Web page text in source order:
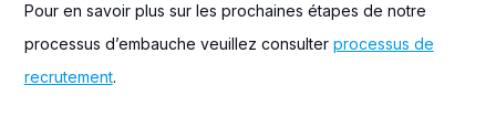
Pour en savoir plus sur les prochaines étapes de notre
processus d’embauche veuillez consulter processus de
recrutement.